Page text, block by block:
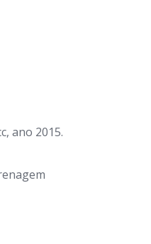
ano 2015.